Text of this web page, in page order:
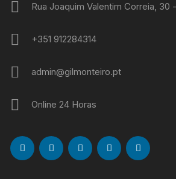
Rua Joaquim Valentim Correia, 30
+351 912284314
admin@gilmonteiro.pt
Online 24 Horas